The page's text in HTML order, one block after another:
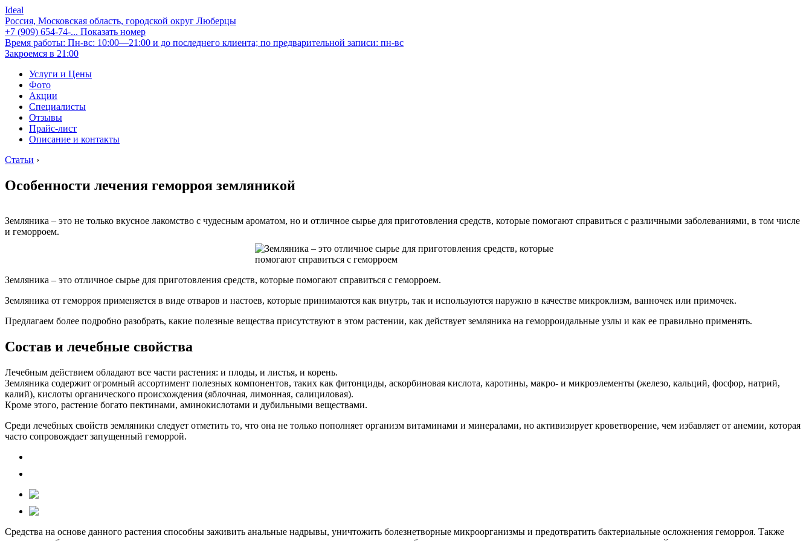
Ideal
Россия, Московская область, городской округ Люберцы
+7 (909) 654-74-... Показать номер
Время работы: Пн-вс: 10:00—21:00 и до последнего клиента; по предварительной записи: пн-вс
Закроемся в 21:00
Услуги и Цены
Фото
Акции
Специалисты
Отзывы
Прайс-лист
Описание и контакты
Статьи ›
Особенности лечения геморроя земляникой
Земляника – это не только вкусное лакомство с чудесным ароматом, но и отличное сырье для приготовления средств, которые помогают справиться с различными заболеваниями, в том числе
и геморроем.
Земляника – это отличное сырье для приготовления средств, которые помогают справиться с геморроем.
Земляника от геморроя применяется в виде отваров и настоев, которые принимаются как внутрь, так и используются наружно в качестве микроклизм, ванночек или примочек.
Предлагаем более подробно разобрать, какие полезные вещества присутствуют в этом растении, как действует земляника на геморроидальные узлы и как ее правильно применять.
Состав и лечебные свойства
Лечебным действием обладают все части растения: и плоды, и листья, и корень.
Земляника содержит огромный ассортимент полезных компонентов, таких как фитонциды, аскорбиновая кислота, каротины, макро- и микроэлементы (железо, кальций, фосфор, натрий,
калий), кислоты органического происхождения (яблочная, лимонная, салициловая).
Кроме этого, растение богато пектинами, аминокислотами и дубильными веществами.
Среди лечебных свойств земляники следует отметить то, что она не только пополняет организм витаминами и минералами, но активизирует кроветворение, чем избавляет от анемии, которая
часто сопровождает запущенный геморрой.
Средства на основе данного растения способны заживить анальные надрывы, уничтожить болезнетворные микроорганизмы и предотвратить бактериальные осложнения геморроя. Также